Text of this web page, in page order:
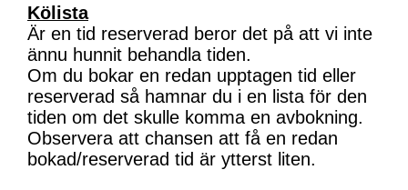
Kölista
Är en tid reserverad beror det på att vi inte
ännu hunnit behandla tiden.
Om du bokar en redan upptagen tid eller
reserverad så hamnar du i en lista för den
tiden om det skulle komma en avbokning.
Observera att chansen att få en redan
bokad/reserverad tid är ytterst liten.